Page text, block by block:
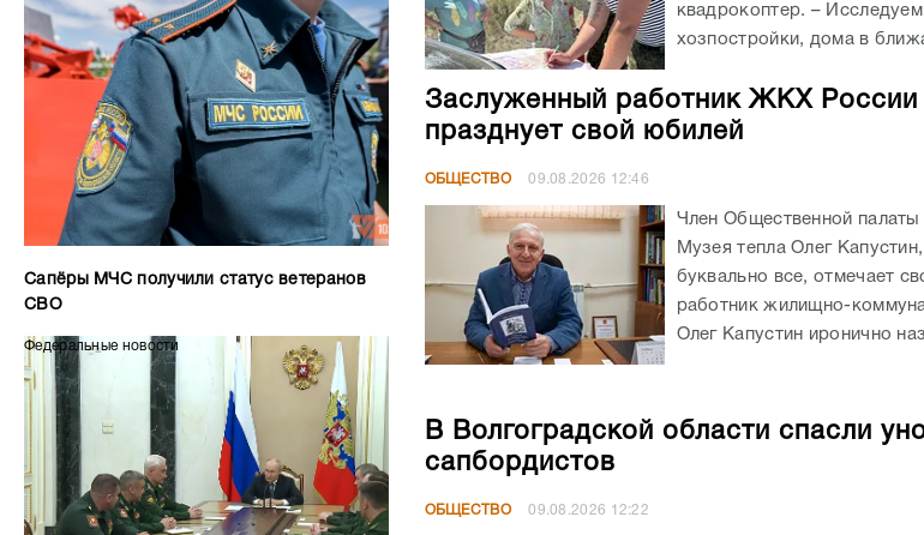
Сапёры МЧС получили статус ветеранов
СВО
Федеральные новости
квадрокоптер. –
хозпостройки, дома в
Заслуженный работник ЖКХ России
празднует свой юбилей
ОБЩЕСТВО 09.08.2026 12:46
Член Общественной палаты
Музея тепла Олег
буквально все, отмечает
работник жилищно-
Олег Капустин иронично
В Волгоградской области спасли
сапбордистов
ОБЩЕСТВО 09.08.2026 12:22